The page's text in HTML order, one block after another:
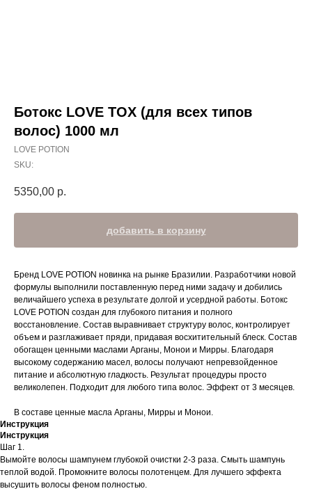
Ботокс LOVE TOX (для всех типов
волос) 1000 мл
LOVE POTION
SKU:
5350,00 р.
добавить в корзину
Бренд LOVE POTION новинка на рынке Бразилии. Разработчики новой
формулы выполнили поставленную перед ними задачу и добились
величайшего успеха в результате долгой и усердной работы. Ботокс
LOVE POTION создан для глубокого питания и полного
восстановление. Состав выравнивает структуру волос, контролирует
объем и разглаживает пряди, придавая восхитительный блеск. Состав
обогащен ценными маслами Арганы, Монои и Мирры. Благодаря
высокому содержанию масел, волосы получают непревзойденное
питание и абсолютную гладкость. Результат процедуры просто
великолепен. Подходит для любого типа волос. Эффект от 3 месяцев.
В составе ценные масла Арганы, Мирры и Монои.
Инструкция
Инструкция
Шаг 1.
Вымойте волосы шампунем глубокой очистки 2-3 раза. Смыть шампунь
теплой водой. Промокните волосы полотенцем. Для лучшего эффекта
высушить волосы феном полностью.